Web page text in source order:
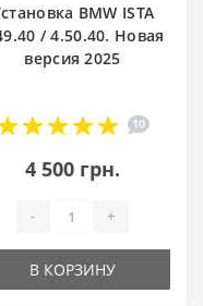
BMW ISTA
/ 4.50.40. Новая
версия 2025
10
4 500 грн.
- +
В КОРЗИНУ